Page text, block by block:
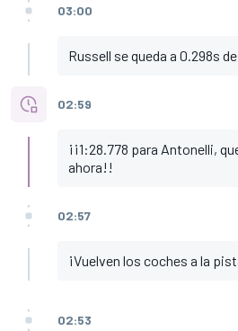
03:00
Russell se queda a 0.298s
02:59
¡¡1:28.778 para Antonelli,
ahora!!
02:57
¡Vuelven los coches a la
02:53